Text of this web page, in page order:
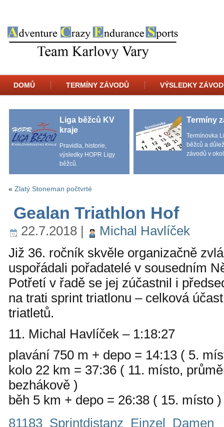
DOMŮ TERMÍNY ZÁVODŮ VÝSLEDKY
Liga běžců KV
kraje
Pravidla, historie,
výsledky HOPR Ligy
běžců.
Termíny
Termínovka
běžců a
závodů v
« Zlatý Stoneman počtvrté
Gealan Triathlon Hof
22.7.2018 |
Michal Havlíček
Již 36. ročník skvěle organizačně
uspořádali pořadatelé v sousedním
Potřetí v řadě se jej zúčastnil i
na trati sprint triatlonu – celková
triatletů.
11. Michal Havlíček – 1:18:27
plavání 750 m + depo = 14:13 ( 5.
kolo 22 km = 37:36 ( 11. místo,
bezhákově )
běh 5 km + depo = 26:38 ( 15. místo )
81183_Sprintdistanz_Einzel_Damen